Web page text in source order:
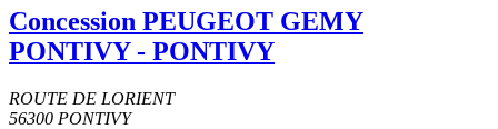
Concession PEUGEOT GEMY
PONTIVY - PONTIVY
ROUTE DE LORIENT
56300 PONTIVY